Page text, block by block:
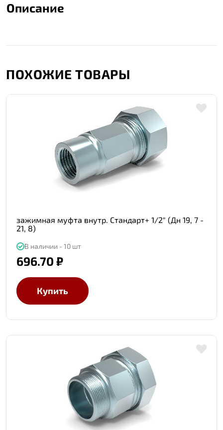
Описание
ПОХОЖИЕ ТОВАРЫ
зажимная муфта внутр. Стандарт+ 1/2" (Дн 19, 7 -
21, 8)
В наличии - 10 шт
696.70 ₽
Купить